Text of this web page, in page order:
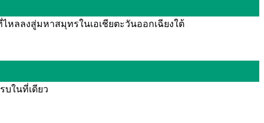
ลลงสู่มหาสมุทรในเอเชียตะวันออกเฉียงใต้
บในที่เดียว